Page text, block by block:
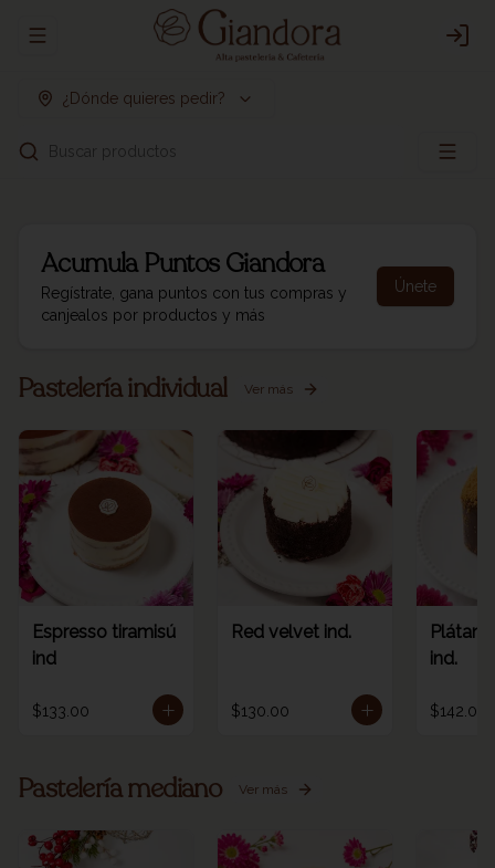
Abrir menu de navegación
¿Dónde quieres pedir?
Buscar productos
AcumulaPuntos Giandora
Regístrate, gana puntos con tus compras y
canjealos por productos y más
Únete
Pastelería individual Ver más
Espresso tiramisú
ind
$133.00
Red velvet ind.
$130.00
ind.
$142.00
Pastelería mediano Ver más